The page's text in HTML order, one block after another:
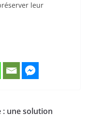
leur
: une solution